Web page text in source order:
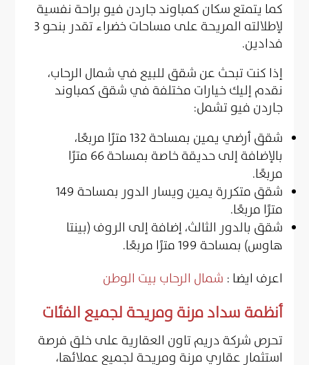
كما يتمتع سكان كمباوند جاردن فيو براحة نفسية
لإطلالته المريحة على مساحات خضراء تقدر بنحو 3
فدادين.
إذا كنت تبحث عن شقق للبيع في شمال الرحاب،
نقدم إليك خيارات مختلفة في شقق كمباوند
جاردن فيو تشمل:
شقق أرضي يمين بمساحة 132 مترًا مربعًا،
بالإضافة إلى حديقة خاصة بمساحة 66 مترًا
مربعًا.
شقق متكررة يمين ويسار الدور بمساحة 149
مترًا مربعًا.
شقق بالدور الثالث، إضافة إلى الروف (بينتا
هاوس) بمساحة 199 مترًا مربعًا.
اعرف ايضا : شمال الرحاب بيت الوطن
أنظمة سداد مرنة ومريحة لجميع الفئات
تحرص شركة دريم تاون العقارية على خلق فرصة
استثمار عقاري مرنة ومريحة لجميع عملائها،